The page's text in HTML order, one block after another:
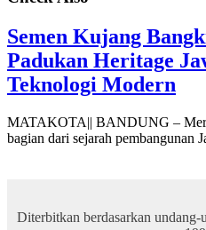
Semen Kujang
Padukan Heritage
Teknologi Modern
MATAKOTA|| BANDUNG –
bagian dari sejarah pembangunan
Diterbitkan berdasarkan